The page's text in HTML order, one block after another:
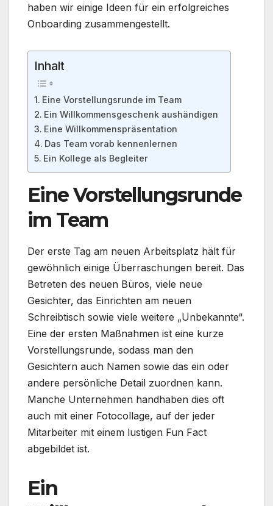
haben wir einige Ideen für ein erfolgreiches
Onboarding zusammengestellt.
Inhalt
Eine Vorstellungsrunde im Team
Ein Willkommensgeschenk aushändigen
Eine Willkommenspräsentation
Das Team vorab kennenlernen
Ein Kollege als Begleiter
Eine Vorstellungsrunde
im Team
Der erste Tag am neuen Arbeitsplatz hält für
gewöhnlich einige Überraschungen bereit. Das
Betreten des neuen Büros, viele neue
Gesichter, das Einrichten am neuen
Schreibtisch sowie viele weitere „Unbekannte“.
Eine der ersten Maßnahmen ist eine kurze
Vorstellungsrunde, sodass man den
Gesichtern auch Namen sowie das ein oder
andere persönliche Detail zuordnen kann.
Manche Unternehmen handhaben dies oft
auch mit einer Fotocollage, auf der jeder
Mitarbeiter mit einem lustigen Fun Fact
abgebildet ist.
Ein